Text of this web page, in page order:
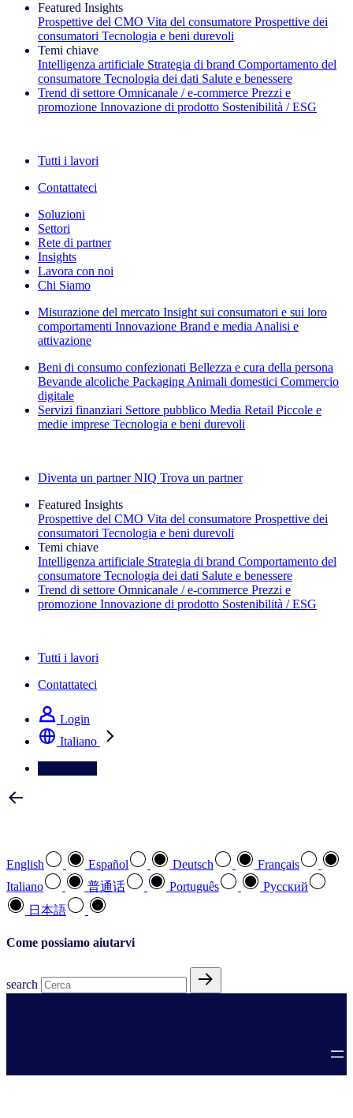
Featured Insights
Prospettive del CMO Vita del consumatore Prospettive dei
consumatori Tecnologia e beni durevoli
Temi chiave
Intelligenza artificiale Strategia di brand Comportamento del
consumatore Tecnologia dei dati Salute e benessere
Trend di settore Omnicanale / e‑commerce Prezzi e
promozione Innovazione di prodotto Sostenibilità / ESG
Tutti i lavori
Contattateci
Soluzioni
Settori
Rete di partner
Insights
Lavora con noi
Chi Siamo
Misurazione del mercato Insight sui consumatori e sui loro
comportamenti Innovazione Brand e media Analisi e
attivazione
Beni di consumo confezionati Bellezza e cura della persona
Bevande alcoliche Packaging Animali domestici Commercio
digitale
Servizi finanziari Settore pubblico Media Retail Piccole e
medie imprese Tecnologia e beni durevoli
Diventa un partner NIQ Trova un partner
Featured Insights
Prospettive del CMO Vita del consumatore Prospettive dei
consumatori Tecnologia e beni durevoli
Temi chiave
Intelligenza artificiale Strategia di brand Comportamento del
consumatore Tecnologia dei dati Salute e benessere
Trend di settore Omnicanale / e‑commerce Prezzi e
promozione Innovazione di prodotto Sostenibilità / ESG
Tutti i lavori
Contattateci
Login
Italiano
English Español Deutsch
Français
Italiano
普通话 Português
Pусский
日本語
Come possiamo aiutarvi
search